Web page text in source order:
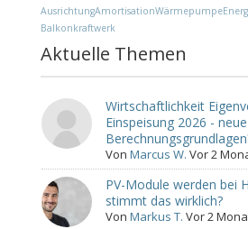
AusrichtungAmortisationWärmepumpe
Balkonkraftwerk
Aktuelle Themen
Wirtschaftlichkeit
Einspeisung 2026 - neue
VonMarcus W. Vor 2
PV-Module werden bei
stimmt das wirklich?
VonMarkus T. Vor 2